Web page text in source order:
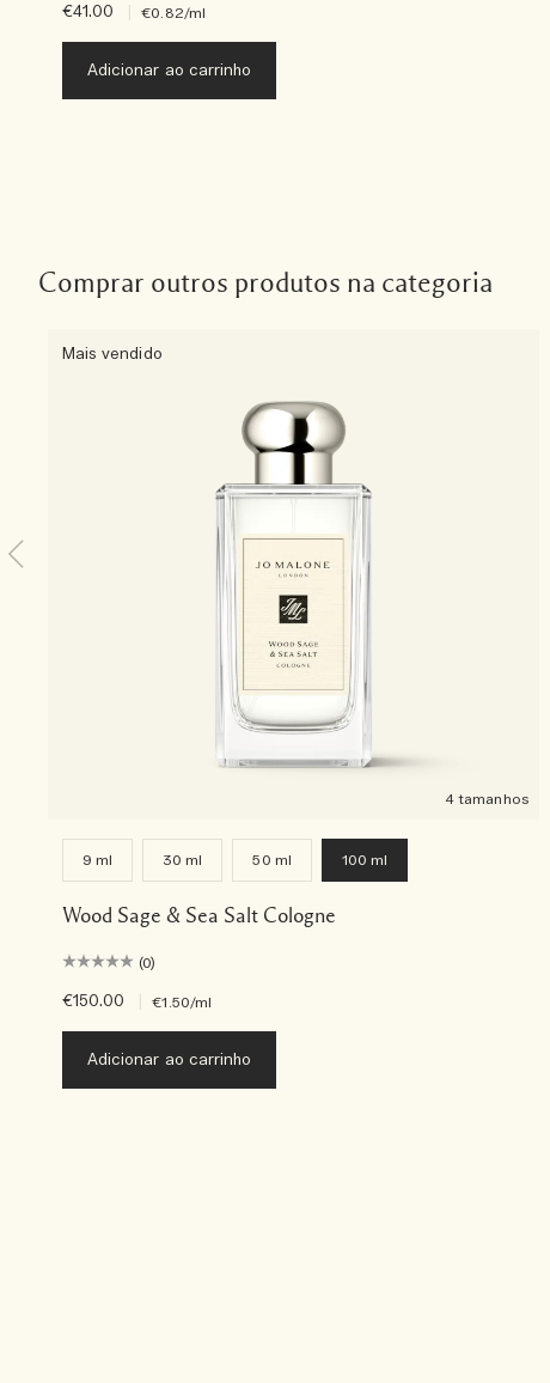
€41.00 €0.82/ml
Adicionar ao carrinho
Comprar outros produtos na categoria
Mais vendido
4 tamanhos
9 ml 30 ml 50 ml 100 ml
Wood Sage & Sea Salt Cologne
(0)
€150.00 €1.50/ml
Adicionar ao carrinho